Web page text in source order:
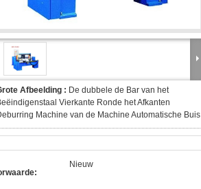
Afbeelding : De dubbele de Bar van het
Vierkante Ronde het Afkanten
Machine van de Machine Automatische Buis
Nieuw